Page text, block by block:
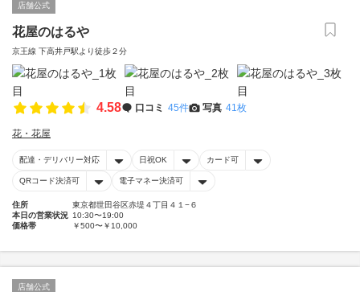
店舗公式
花屋のはるや
京王線 下高井戸駅より徒歩２分
4.58 口コミ 45件 写真 41枚
花・花屋
配達・デリバリー対応 日祝OK カード可
QRコード決済可 電子マネー決済可
住所
東京都世田谷区赤堤４丁目４１−６
本日の営業状況 10:30〜19:00
価格帯
￥500〜￥10,000
店舗公式